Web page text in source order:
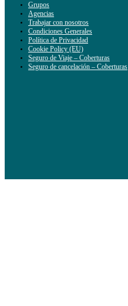
Grupos
Agencias
Trabajar con nosotros
Condiciones Generales
Política de Privacidad
Cookie Policy (EU)
Seguro de Viaje – Coberturas
Seguro de cancelación – Coberturas